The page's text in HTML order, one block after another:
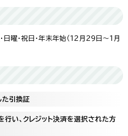
曜・祝日・年末年始（12月29日～1月
引換証
い、クレジット決済を選択された方